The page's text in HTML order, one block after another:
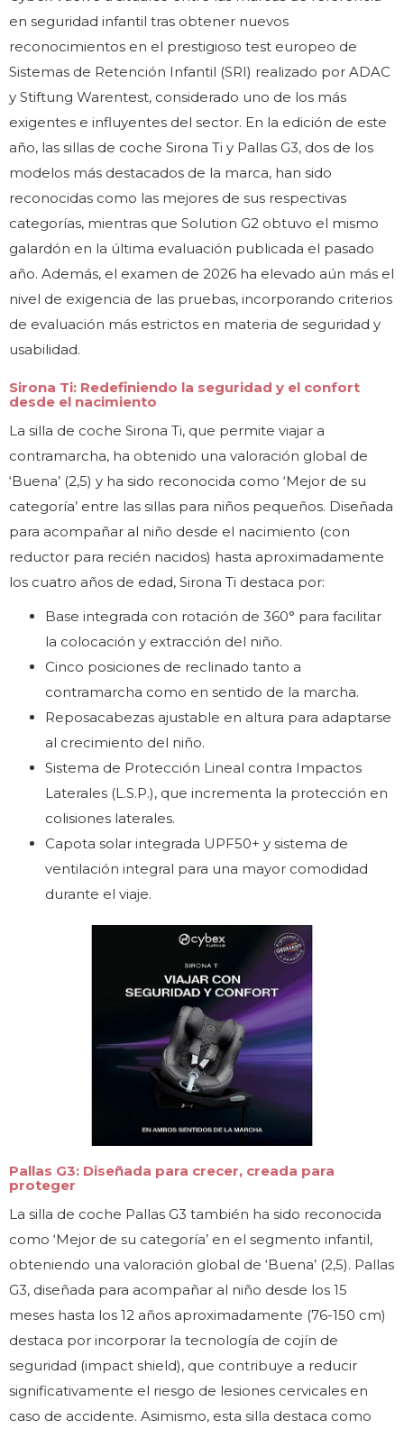
en seguridad infantil tras obtener nuevos
reconocimientos en el prestigioso test europeo de
Sistemas de Retención Infantil (SRI) realizado por ADAC
y Stiftung Warentest, considerado uno de los más
exigentes e influyentes del sector. En la edición de este
año, las sillas de coche Sirona Ti y Pallas G3, dos de los
modelos más destacados de la marca, han sido
reconocidas como las mejores de sus respectivas
categorías, mientras que Solution G2 obtuvo el mismo
galardón en la última evaluación publicada el pasado
año. Además, el examen de 2026 ha elevado aún más el
nivel de exigencia de las pruebas, incorporando criterios
de evaluación más estrictos en materia de seguridad y
usabilidad.
Sirona Ti: Redefiniendo la seguridad y el confort
desde el nacimiento
La silla de coche Sirona Ti, que permite viajar a
contramarcha, ha obtenido una valoración global de
‘Buena’ (2,5) y ha sido reconocida como ‘Mejor de su
categoría’ entre las sillas para niños pequeños. Diseñada
para acompañar al niño desde el nacimiento (con
reductor para recién nacidos) hasta aproximadamente
los cuatro años de edad, Sirona Ti destaca por:
Base integrada con rotación de 360° para facilitar
la colocación y extracción del niño.
Cinco posiciones de reclinado tanto a
contramarcha como en sentido de la marcha.
Reposacabezas ajustable en altura para adaptarse
al crecimiento del niño.
Sistema de Protección Lineal contra Impactos
Laterales (L.S.P.), que incrementa la protección en
colisiones laterales.
Capota solar integrada UPF50+ y sistema de
ventilación integral para una mayor comodidad
durante el viaje.
Pallas G3: Diseñada para crecer, creada para
proteger
La silla de coche Pallas G3 también ha sido reconocida
como ‘Mejor de su categoría’ en el segmento infantil,
obteniendo una valoración global de ‘Buena’ (2,5). Pallas
G3, diseñada para acompañar al niño desde los 15
meses hasta los 12 años aproximadamente (76-150 cm)
destaca por incorporar la tecnología de cojín de
seguridad (impact shield), que contribuye a reducir
significativamente el riesgo de lesiones cervicales en
caso de accidente. Asimismo, esta silla destaca como